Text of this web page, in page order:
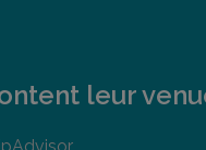
leur